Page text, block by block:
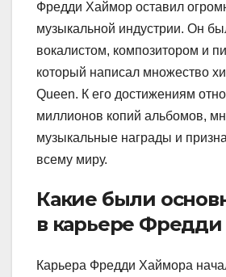
Фредди Хаймор оставил
музыкальной индустрии. Он
вокалистом, композитором и
который написал множество
Queen. К его достижениям
миллионов копий альбомов,
музыкальные награды и
всему миру.
Какие были
в карьере
Карьера Фредди Хаймора